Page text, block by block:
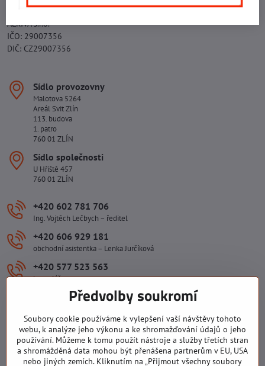
DIČ: CZ5602130809
ALRIVA s.r.o.
IČO: 29007356
DIČ: CZ29007356
Sídlo provozovny
Malotova 5264
Areál Svit Zlín
113. budova
1. patro
760 01 ZLÍN
Sídlo společnosti
U Hřiště 457
760 01 ZLÍN
+420 602 781 706
Ing. Vojtěch Lečbych – ředitel
+420 606 929 181
obchodní asistentka – Lenka Jurčíková
+420 577 523 563
kancelář
ivlecbych​@seznam​.cz
Důležité odkazy
Předvolby soukromí
Soubory cookie používáme k vylepšení vaší návštěvy tohoto
webu, k analýze jeho výkonu a ke shromažďování údajů o jeho
používání. Můžeme k tomu použít nástroje a služby třetích stran
a shromážděná data mohou být přenášena partnerům v EU, USA
nebo jiných zemích. Kliknutím na „Přijmout všechny soubory